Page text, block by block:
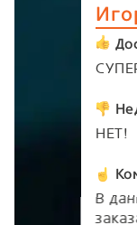
НЕТ!
В